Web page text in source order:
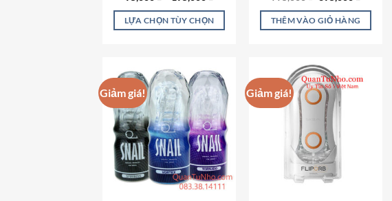
5 sao
LỰA CHỌN TÙY CHỌN
này
có
nhiều
biến
thể.
Các
tùy
chọn
5 sao là:
995,000 ₫.
tại
là:
THÊM VÀO GIỎ HÀNG
Giảm giá! Giảm giá!